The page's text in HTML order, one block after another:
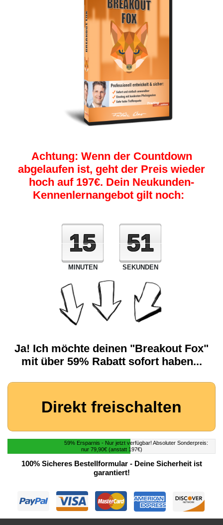
Achtung: Wenn der Countdown
abgelaufen ist, geht der Preis wieder
hoch auf 197€. Dein Neukunden-
Kennenlernangebot gilt noch:
15
MINUTEN
50
SEKUNDEN
Ja! Ich möchte deinen "Breakout Fox"
mit über 59% Rabatt sofort haben...
Direkt freischalten
59% Ersparnis - Nur jetzt verfügbar! Absoluter Sonderpreis:
nur 79,90€ (anstatt 197€)
100% Sicheres Bestellformular - Deine Sicherheit ist
garantiert!